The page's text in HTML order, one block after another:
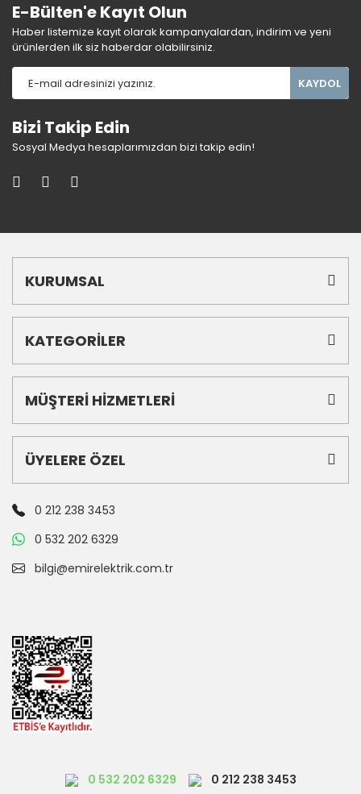
E-Bülten'e Kayıt Olun
Haber listemize kayıt olarak kampanyalardan, indirim ve yeni
ürünlerden ilk siz haberdar olabilirsiniz.
KAYDOL
Bizi Takip Edin
Sosyal Medya hesaplarımızdan bizi takip edin!
KURUMSAL
KATEGORİLER
MÜŞTERİ HİZMETLERİ
ÜYELERE ÖZEL
0 212 238 3453
0 532 202 6329
bilgi@emirelektrik.com.tr
0 532 202 6329 0 212 238 3453